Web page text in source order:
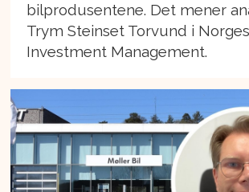
bilprodusentene. Det mener
Trym Steinset Torvund i
Investment Management.